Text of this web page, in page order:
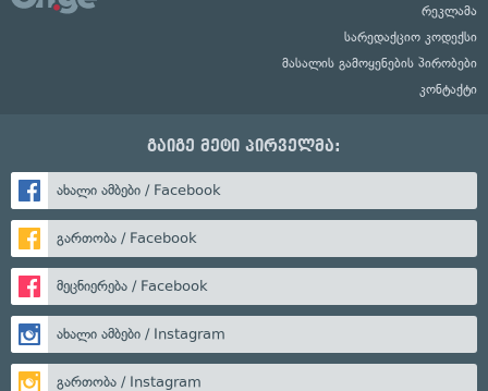
რეკლამა
სარედაქციო კოდექსი
მასალის გამოყენების პირობები
კონტაქტი
გაიგე მეტი პირველმა:
ახალი ამბები / Facebook
გართობა / Facebook
მეცნიერება / Facebook
ახალი ამბები / Instagram
გართობა / Instagram